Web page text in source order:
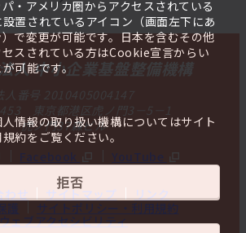
・アメリカ圏からアクセスされている
置されているアイコン（画面左下にあ
で変更が可能です。日本を含むその他
スされている方はCookie宣言からい
可能です。
情報の取り扱い機構についてはサイト
約をご覧ください。
拒否
人 中小企業基盤整備機構
人番号 2010405004147
東京都港区虎ノ門3－5－1
虎ノ門37森ビル
Facebook YouTube
わせ サイトマップ
リンク
護
サイトポリシー・利用規約
ェブアクセシビリティ